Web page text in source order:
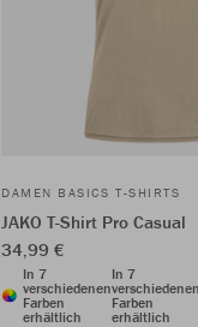
DAMEN BASICS T-SHIRTS
JAKO T-Shirt Pro Casual
34,99 €
In 7
verschiedenen
Farben
erhältlich
In 7
Farben
erhältlich